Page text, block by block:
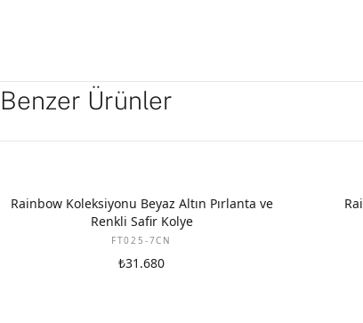
Benzer Ürünler
YENI
Rainbow Koleksiyonu Beyaz Altın Pırlanta ve
Renkli Safir Kolye
FT025-7CN
₺31.680